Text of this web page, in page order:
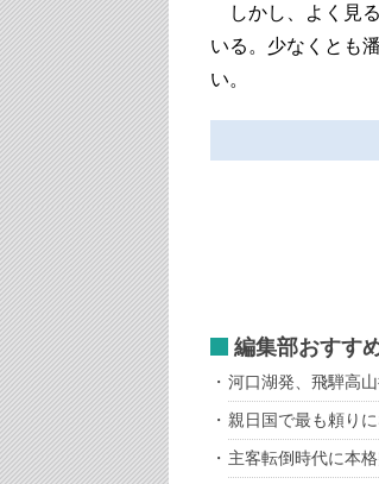
しかし、よく見
いる。少なくとも
い。
編集部おすす
河口湖発、飛騨高
親日国で最も頼り
主客転倒時代に本格